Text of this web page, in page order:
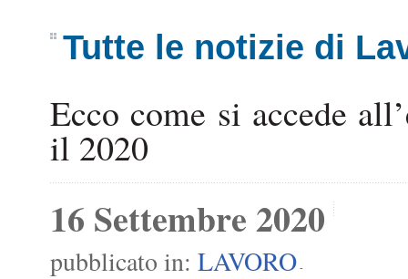
Tutte le notizie di
Ecco come si accede
il 2020
16 Settembre 2020
pubblicato in: LAVORO -